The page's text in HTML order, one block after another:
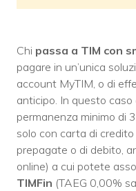
Chi passa a TIM con
pagare in un’unica
account MyTIM, o di
anticipo. In questo
permanenza minimo di
solo con carta di
prepagate o di debito,
online) a cui potete
TIMFin (TAEG 0,00%